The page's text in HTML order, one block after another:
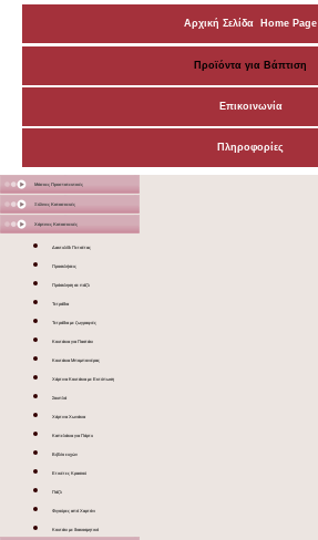
Αρχική Σελίδα Home Page
Προϊόντα για Βάπτιση
Επικοινωνία
Πληροφορίες
Μάσκες Προστατευτικές
Ξύλινες Κατασκευές
Χάρτινες Κατασκευές
Δακτυλίδι Πετσέτας
Προσκλήσεις
Πρόσκληση σε πάζλ
Τετράδια
Τετράδια με ζωγραφιές
Κουτάκια για Παστάκι
Κουτάκια Μπομπονιέρας
Χάρτινα Κουτάκια με Εκτύπωση
Σουπλά
Χάρτινα Χωνάκια
Καπελάκια για Πάρτυ
Βιβλίο ευχών
Ετικέτες Κρασιού
Πάζλ
Φιγούρες από Χαρτόνι
Κουτάκι με διακοσμητικό